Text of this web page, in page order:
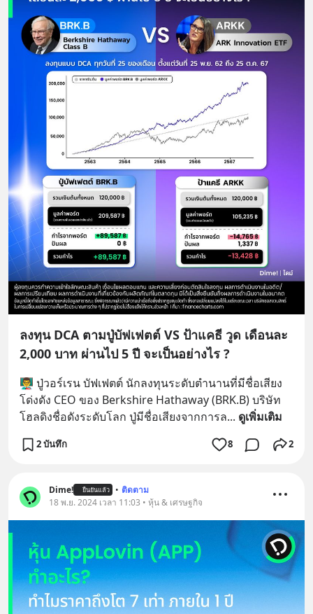
ลงทุน DCA ตามปู่บัฟเฟตต์ VS ป้าแคธี วูด เดือนละ
2,000 บาท ผ่านไป 5 ปี จะเป็นอย่างไร ?
👨‍🏫 ปู่วอร์เรน บัฟเฟตต์ นักลงทุนระดับตำนานที่มีชื่อเสียง
โด่งดัง CEO ของ Berkshire Hathaway (BRK.B) บริษัท
โฮลดิงชื่อดังระดับโลก ปู่มีชื่อเสียงจากการล... ดูเพิ่มเติม
2 บันทึก 8 2
Dime! ยืนยันแล้ว • ติดตาม
18 พ.ย. 2024 เวลา 11:03 • หุ้น & เศรษฐกิจ